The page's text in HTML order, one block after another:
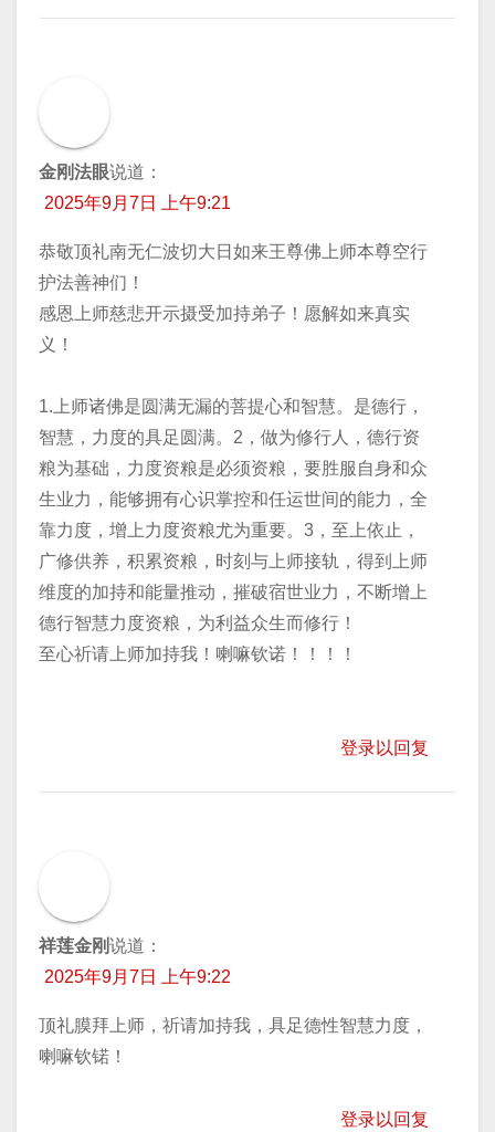
金刚法眼说道：
2025年9月7日 上午9:21
恭敬顶礼南无仁波切大日如来王尊佛上师本尊空行
护法善神们！
​感恩上师慈悲开示摄受加持弟子！愿解如来真实
义！
​1.上师诸佛是圆满无漏的菩提心和智慧。是德行，
智慧，力度的具足圆满。2，做为修行人，德行资
粮为基础，力度资粮是必须资粮，要胜服自身和众
生业力，能够拥有心识掌控和任运世间的能力，全
靠力度，增上力度资粮尤为重要。3，至上依止，
广修供养，积累资粮，时刻与上师接轨，得到上师
维度的加持和能量推动，摧破宿世业力，不断增上
德行智慧力度资粮，为利益众生而修行！
至心祈请上师加持我！喇嘛钦诺！！！！
登录以回复
祥莲金刚说道：
2025年9月7日 上午9:22
顶礼膜拜上师，祈请加持我，具足德性智慧力度，
喇嘛钦锘！
登录以回复